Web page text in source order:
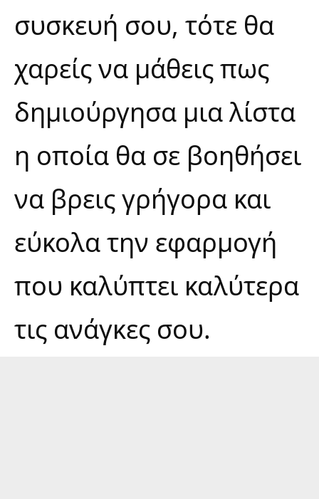
συσκευή σου, τότε θα
χαρείς να μάθεις πως
δημιούργησα μια λίστα
η οποία θα σε βοηθήσει
να βρεις γρήγορα και
εύκολα την εφαρμογή
που καλύπτει καλύτερα
τις ανάγκες σου.